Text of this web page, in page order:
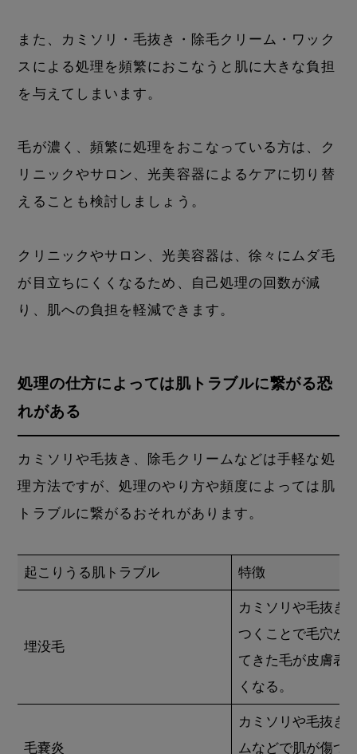
また、カミソリ・毛抜き・除毛クリーム・ワック
スによる処理を頻繁におこなうと肌に大きな負担
を与えてしまいます。
毛が濃く、頻繁に処理をおこなっている方は、ク
リニックやサロン、光美容器によるケアに切り替
えることも検討しましょう。
クリニックやサロン、光美容器は、徐々にムダ毛
が目立ちにくくなるため、自己処理の回数が減
り、肌への負担を軽減できます。
処理の仕方によっては肌トラブルに繋がる恐
れがある
カミソリや毛抜き、除毛クリームなどは手軽な処
理方法ですが、処理のやり方や頻度によっては肌
トラブルに繋がるおそれがあります。
起こりうる肌トラブル 特徴
埋没毛
カミソリや毛抜き
つくことで毛穴が
てきた毛が皮膚表
くなる。
毛嚢炎
カミソリや毛抜き
ムなどで肌が傷つ